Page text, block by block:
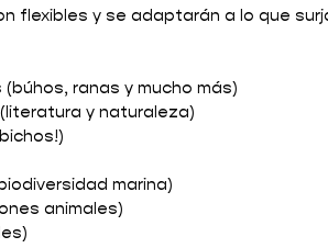
flexibles y se adaptarán a lo que
ranas y mucho más)
y naturaleza)
marina)
animales)